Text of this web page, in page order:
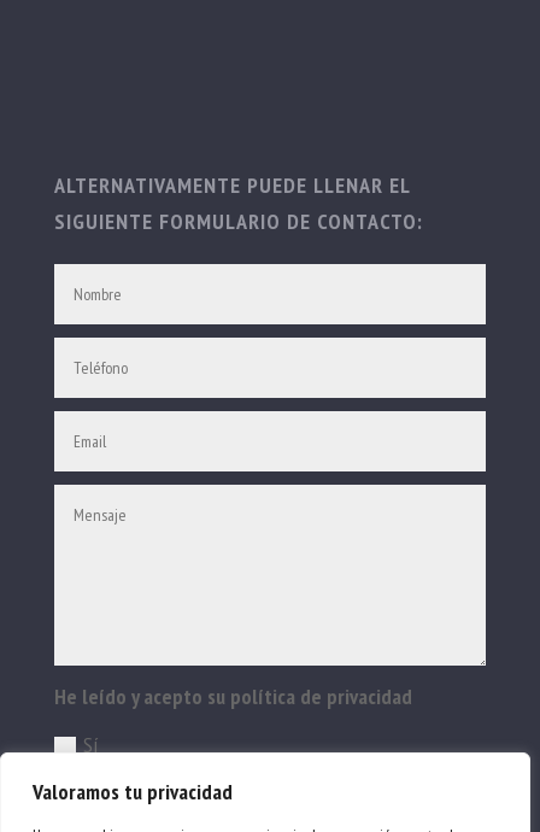
Valoramos tu privacidad
ALTERNATIVAMENTE PUEDE LLENAR EL
SIGUIENTE FORMULARIO DE CONTACTO:
He leído y acepto su política de privacidad
Sí